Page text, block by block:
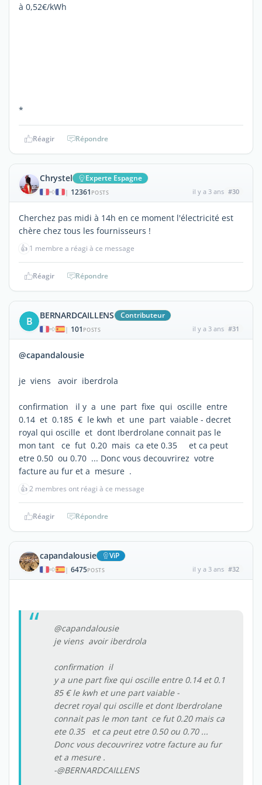
à 0,52€/kWh
*
Réagir Répondre
Chrystel Experte Espagne
| 12361 POSTS il y a 3 ans #30
Cherchez pas midi à 14h en ce moment l'électricité est
chère chez tous les fournisseurs !
👍 1 membre a réagi à ce message
Réagir Répondre
B BERNARDCAILLENS Contributeur
| 101 POSTS il y a 3 ans #31
@capandalousie
je viens avoir iberdrola
confirmation il y a une part fixe qui oscille entre
0.14 et 0.185 € le kwh et une part vaiable - decret
royal qui oscille et dont Iberdrolane connait pas le
mon tant ce fut 0.20 mais ca ete 0.35 et ca peut
etre 0.50 ou 0.70 ... Donc vous decouvrirez votre
facture au fur et a mesure .
👍2 membres ont réagi à ce message
Réagir Répondre
capandalousie ViP
| 6475POSTS il y a 3 ans #32
@capandalousie
je viens avoir iberdrola
confirmation il
y a une part fixe qui oscille entre 0.14 et 0.1
85 € le kwh et une part vaiable -
decret royal qui oscille et dont Iberdrolane
connait pas le mon tant ce fut 0.20 mais ca
ete 0.35 et ca peut etre 0.50 ou 0.70 ...
Donc vous decouvrirez votre facture au fur
et a mesure .
-@BERNARDCAILLENS